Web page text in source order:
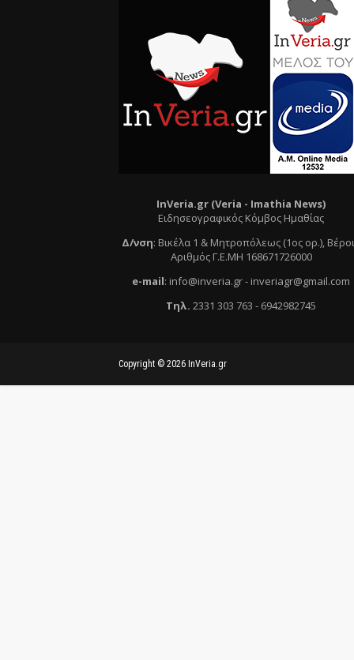
InVeria.gr (Veria - Ιmathia News)
Ειδησεογραφικός Κόμβος Ημαθίας
Δ/νση: Βικέλα 1 & Μητροπόλεως (1ος ορ.),
Αριθμός Γ.Ε.ΜΗ 168671726000
e-mail: info@inveria.gr- inveriagr@gmail.com
Τηλ. 2331 303 763 - 6942982745
Copyright © 2026 InVeria.gr